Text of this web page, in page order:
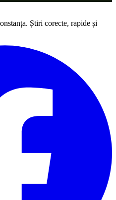
Știri corecte, rapide și